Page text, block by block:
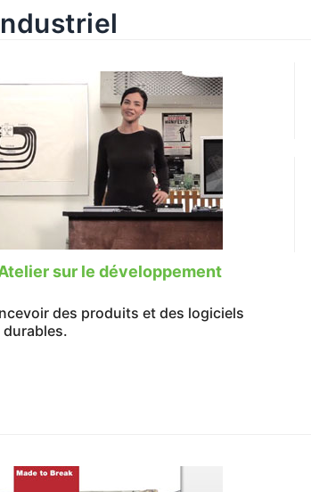
sur le développement
des produits et des logiciels
durables.